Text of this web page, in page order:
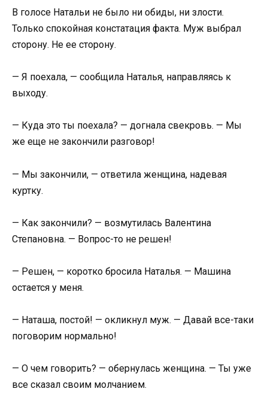
В голосе Натальи не было ни обиды, ни злости.
Только спокойная констатация факта. Муж выбрал
сторону. Не ее сторону.
— Я поехала, — сообщила Наталья, направляясь к
выходу.
— Куда это ты поехала? — догнала свекровь. — Мы
же еще не закончили разговор!
— Мы закончили, — ответила женщина, надевая
куртку.
— Как закончили? — возмутилась Валентина
Степановна. — Вопрос-то не решен!
— Решен, — коротко бросила Наталья. — Машина
остается у меня.
— Наташа, постой! — окликнул муж. — Давай все-таки
поговорим нормально!
— О чем говорить? — обернулась женщина. — Ты уже
все сказал своим молчанием.